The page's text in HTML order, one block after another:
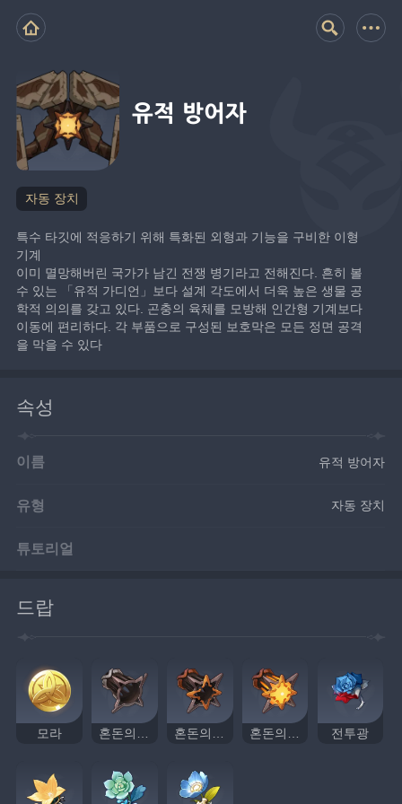
유적 방어자
자동 장치
특수 타깃에 적응하기 위해 특화된 외형과 기능을 구비한 이형
기계
이미 멸망해버린 국가가 남긴 전쟁 병기라고 전해진다. 흔히 볼
수 있는 「유적 가디언」보다 설계 각도에서 더욱 높은 생물 공
학적 의의를 갖고 있다. 곤충의 육체를 모방해 인간형 기계보다
이동에 편리하다. 각 부품으로 구성된 보호막은 모든 정면 공격
을 막을 수 있다
속성
이름 유적 방어자
유형 자동 장치
튜토리얼
드랍
모라 혼돈의 기관 혼돈의 중추 혼돈의 눈동자 전투광